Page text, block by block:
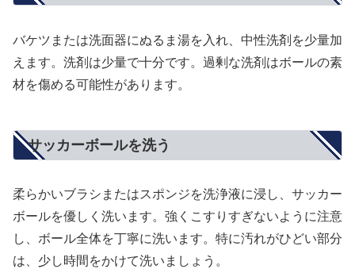
バケツまたは洗面器にぬるま湯を入れ、中性洗剤を少量加
えます。洗剤は少量で十分です。過剰な洗剤はボールの素
材を傷める可能性があります。
サッカーボールを洗う
柔らかいブラシまたはスポンジを洗浄液に浸し、サッカー
ボールを優しく洗います。強くこすりすぎないように注意
し、ボール全体を丁寧に洗います。特に汚れがひどい部分
は、少し時間をかけて洗いましょう。